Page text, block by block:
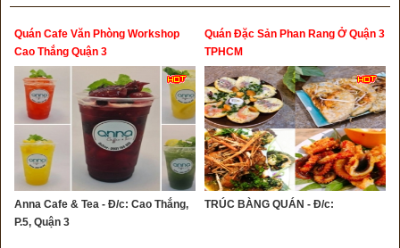
Quán Cafe Văn Phòng Workshop
Cao Thắng Quận 3
Anna Cafe & Tea - Đ/c: Cao Thắng,
P.5, Quận 3
Quán Đặc Sản Phan Rang Ở Quận 3
TPHCM
TRÚC BÀNG QUÁN - Đ/c: